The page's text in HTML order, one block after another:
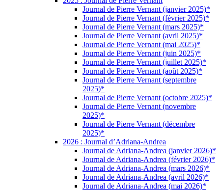
Journal de Pierre Vernant (janvier 2025)*
Journal de Pierre Vernant (février 2025)*
Journal de Pierre Vernant (mars 2025)*
Journal de Pierre Vernant (avril 2025)*
Journal de Pierre Vernant (mai 2025)*
Journal de Pierre Vernant (juin 2025)*
Journal de Pierre Vernant (juillet 2025)*
Journal de Pierre Vernant (août 2025)*
Journal de Pierre Vernant (septembre
2025)*
Journal de Pierre Vernant (octobre 2025)*
Journal de Pierre Vernant (novembre
2025)*
Journal de Pierre Vernant (décembre
2025)*
2026 : Journal d’Adriana-Andrea
Journal de Adriana-Andrea (janvier 2026)*
Journal de Adriana-Andrea (février 2026)*
Journal de Adriana-Andrea (mars 2026)*
Journal de Adriana-Andrea (avril 2026)*
Journal de Adriana-Andrea (mai 2026)*